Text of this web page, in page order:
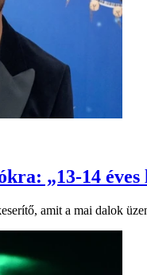
„13-14
amit a mai dalok